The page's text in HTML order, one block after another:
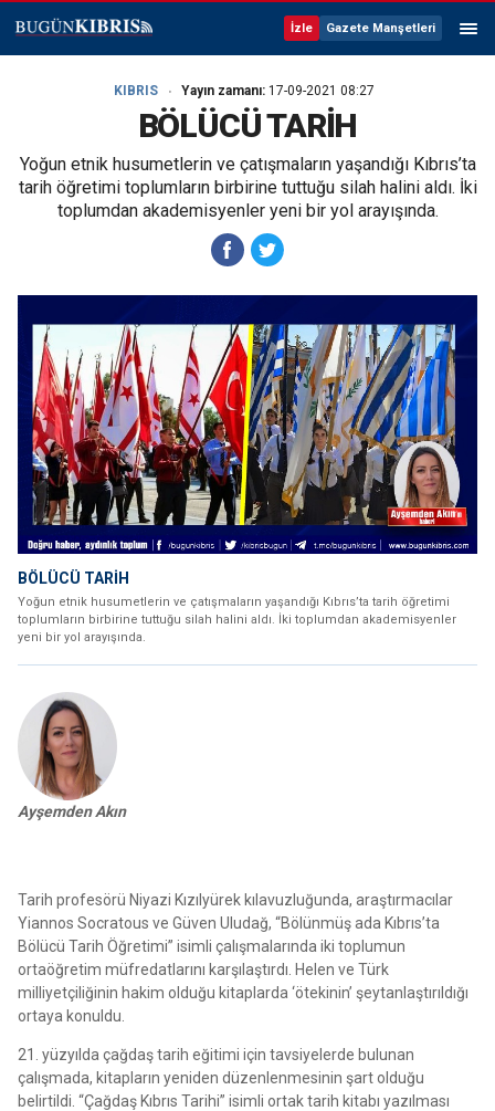
İzle Gazete Manşetleri
KIBRIS Yayın zamanı: 17-09-2021 08:27
BÖLÜCÜ TARİH
Yoğun etnik husumetlerin ve çatışmaların yaşandığı Kıbrıs’ta
tarih öğretimi toplumların birbirine tuttuğu silah halini aldı. İki
toplumdan akademisyenler yeni bir yol arayışında.
BÖLÜCÜ TARİH
Yoğun etnik husumetlerin ve çatışmaların yaşandığı Kıbrıs’ta tarih öğretimi
toplumların birbirine tuttuğu silah halini aldı. İki toplumdan akademisyenler
yeni bir yol arayışında.
Ayşemden Akın
Tarih profesörü Niyazi Kızılyürek kılavuzluğunda, araştırmacılar
Yiannos Socratous ve Güven Uludağ, “Bölünmüş ada Kıbrıs’ta
Bölücü Tarih Öğretimi” isimli çalışmalarında iki toplumun
ortaöğretim müfredatlarını karşılaştırdı. Helen ve Türk
milliyetçiliğinin hakim olduğu kitaplarda ‘ötekinin’ şeytanlaştırıldığı
ortaya konuldu.
21. yüzyılda çağdaş tarih eğitimi için tavsiyelerde bulunan
çalışmada, kitapların yeniden düzenlenmesinin şart olduğu
belirtildi. “Çağdaş Kıbrıs Tarihi” isimli ortak tarih kitabı yazılması